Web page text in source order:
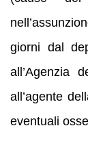
giorni dal
all’Agenzia
all’agente
eventuali